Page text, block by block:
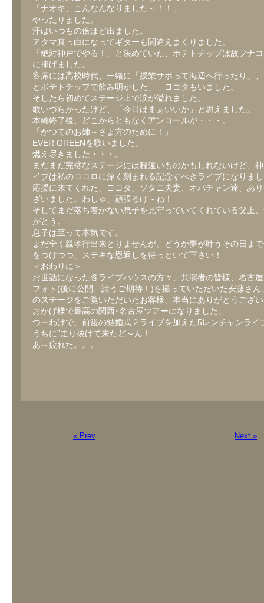
「ナオキ、こんなんなりました～！！」
やったりました。
汗はいつもの倍ほど出ました。
アタマ真っ白になってギターも間違えまくりました。
「絶対神戸でやる！」と決めていた、ポテトチップは故フナ
に捧げました。
客席には高校時代、一緒に「授業サボって海辺へ行ったり」
とポテトチップで飲み明かした」 ヨコタもいました。
そしたら初めてステージ上で涙が溢れました。
歌いづらかったけど、「今日はまぁいいか」と思えました。
本編終了後、どこからともなくアンコールが・・・。
「かつてのお姉～さま方のために！」
EVER GREENを歌いました。
燃え尽きました・・・。
まだまだ完璧なステージには程遠いものかもしれないけど、
イブは私のココロに深く刻まれる記念すべきライブになりま
応援に来てくれた、ヨコタ、ソタニ夫妻、オバチャン達、あ
ざいました。わしゃ、頑張るけ～ね！
そしてまだ落ち着かない息子を見守っていてくれている父上
がとう。
息子は至って本気です。
まだ全く親孝行出来とりませんが、どうか夢が叶うその日ま
をつけつつ、ステキな恩返しを待っといて下さい！
＜おわりに＞
お世話になった各ライブハウスの方々、共演者の皆様、名古
フォト(後に公開、請うご期待！)を撮っていただいた安藤さん
のステージをご覧いただいたお客様、本当にありがとうござ
おかげ様で最高の関西･名古屋ツアーになりました。
つーわけで、前後の結婚式２ライブを加えた5レンチャンライ
うちに”走り抜けて来たど～ん！
あ～疲れた。。。
« Prev Next »